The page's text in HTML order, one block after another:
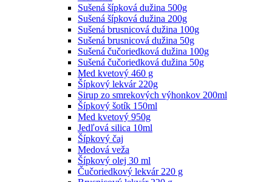
Sušená šípková dužina 500g
Sušená šípková dužina 200g
Sušená brusnicová dužina 100g
Sušená brusnicová dužina 50g
Sušená čučoriedková dužina 100g
Sušená čučoriedková dužina 50g
Med kvetový 460 g
Šípkový lekvár 220g
Sirup zo smrekových výhonkov 200ml
Šípkový šotík 150ml
Med kvetový 950g
Jedľová silica 10ml
Šípkový čaj
Medová veža
Šípkový olej 30 ml
Čučoriedkový lekvár 220 g